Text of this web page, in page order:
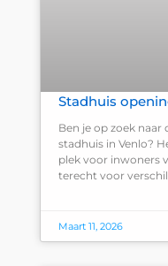
Stadhuis
Ben je op zoek
stadhuis in Venlo?
plek voor inwoners
terecht voor
Maart 11, 2026